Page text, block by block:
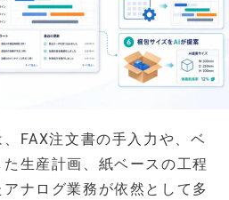
FAX注文書の手入力や、ベ
生産計画、紙ベースの工程
ナログ業務が依然として多